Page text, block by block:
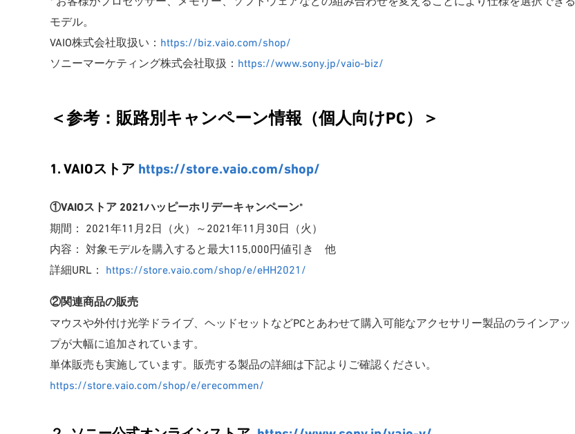
モデル。
VAIO株式会社取扱い： https://biz.vaio.com/shop/
ソニーマーケティング株式会社取扱： https://www.sony.jp/vaio-biz/
＜参考：販路別キャンペーン情報（個人向けPC）＞
1. VAIOストア https://store.vaio.com/shop/
①VAIOストア 2021ハッピーホリデーキャンペーン*
期間： 2021年11月2日（火）～2021年11月30日（火）
内容： 対象モデルを購入すると最大115,000円値引き 他
詳細URL： https://store.vaio.com/shop/e/eHH2021/
②関連商品の販売
マウスや外付け光学ドライブ、ヘッドセットなどPCとあわせて購入可能なアクセサリー製品のラインアッ
プが大幅に追加されています。
単体販売も実施しています。販売する製品の詳細は下記よりご確認ください。
https://store.vaio.com/shop/e/erecommen/